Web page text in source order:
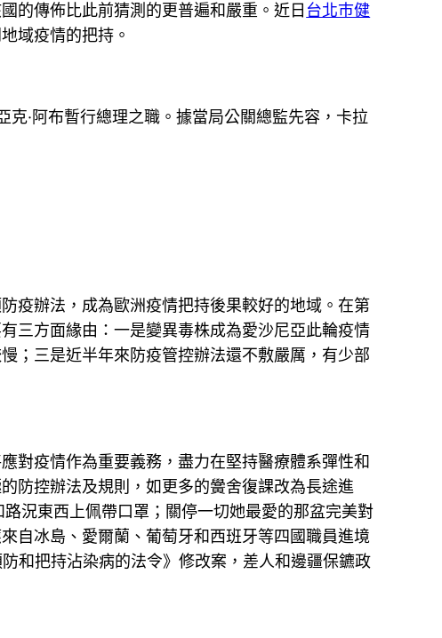
的傳佈比此前猜測的更普遍和嚴重。近日 台北巿健
域疫情的把持。
·阿布暫行總理之職。據當局公關總監先容，卡拉
辦法，成為歐洲疫情把持後果較好的地域。在第
三方面緣由：一是變異毒株成為愛沙尼亞此輪疫情
；三是近半年來防疫管控辦法還不敷嚴厲，有少部
對疫情作為重要義務，盡力在堅持醫療體系彈性和
防控辦法及規則，如更多的黌舍復課改為長途進
況東西上佩帶口罩；關停一切她最愛的那盆完美對
自冰島、愛爾蘭、葡萄牙和西班牙等四國職員進境
和把持沾染病的法令》修改案，差人和邊疆保鑣政